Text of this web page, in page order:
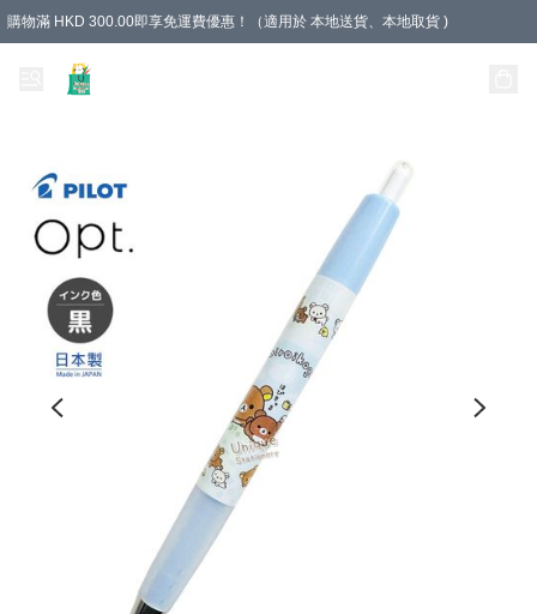
購物滿 HKD 300.00即享免運費優惠！（適用於 本地送貨、本地取貨 )